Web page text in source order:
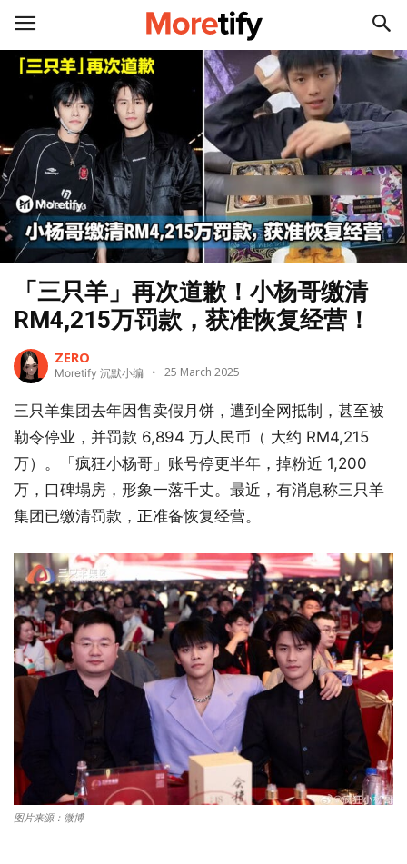
「三只羊」再次道歉！小杨哥缴清
RM4,215万罚款，获准恢复经营！
ZERO
Moretify 沉默小编 25 March 2025
三只羊集团去年因售卖假月饼，遭到全网抵制，甚至被
勒令停业，并罚款 6,894 万人民币（ 大约 RM4,215
万）。「疯狂小杨哥」账号停更半年，掉粉近 1,200
万，口碑塌房，形象一落千丈。最近，有消息称三只羊
集团已缴清罚款，正准备恢复经营。
图片来源：微博